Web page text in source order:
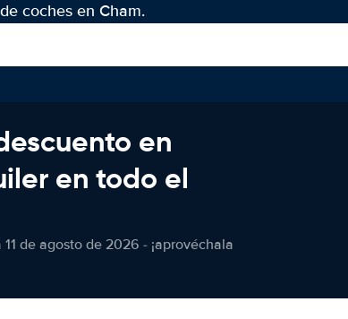
coches en Cham.
en
en todo el
de agosto de 2026 - ¡aprovéchala